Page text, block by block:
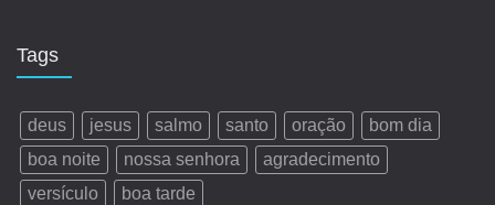
Tags
deus jesus salmo santo oração
bom dia
boa noite
nossa senhora
agradecimento
versículo
boa tarde